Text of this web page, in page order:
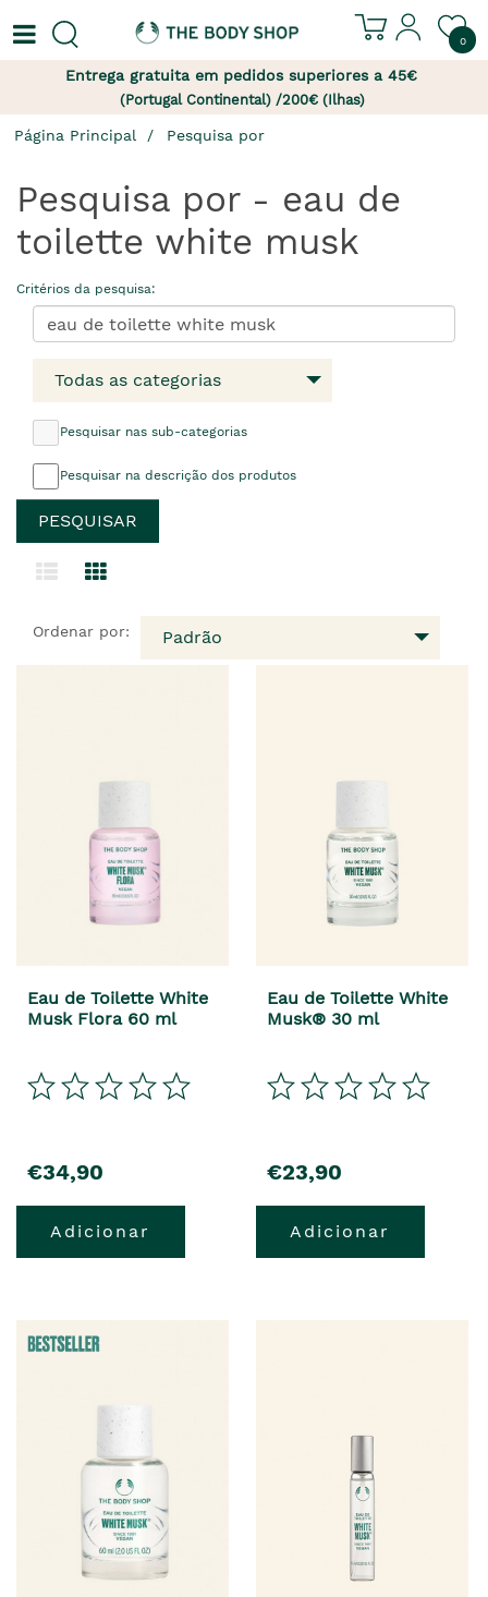
0
Entrega gratuita em pedidos superiores a 45€
(Portugal Continental) /200€ (Ilhas)
Página Principal Pesquisa por
Pesquisa por - eau de
toilette white musk
Critérios da pesquisa:
Todas as categorias
Pesquisar nas sub-categorias
Pesquisar na descrição dos produtos
Ordenar por: Padrão
Eau de Toilette White
Musk Flora 60 ml
€34,90
Adicionar
Eau de Toilette White
Musk® 30 ml
€23,90
Adicionar